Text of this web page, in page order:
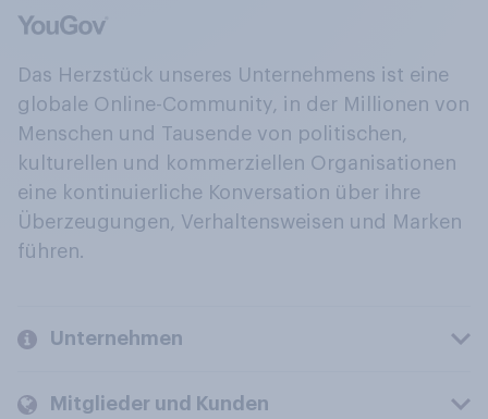
Das Herzstück unseres Unternehmens ist eine
globale Online-Community, in der Millionen von
Menschen und Tausende von politischen,
kulturellen und kommerziellen Organisationen
eine kontinuierliche Konversation über ihre
Überzeugungen, Verhaltensweisen und Marken
führen.
Unternehmen
Mitglieder und Kunden